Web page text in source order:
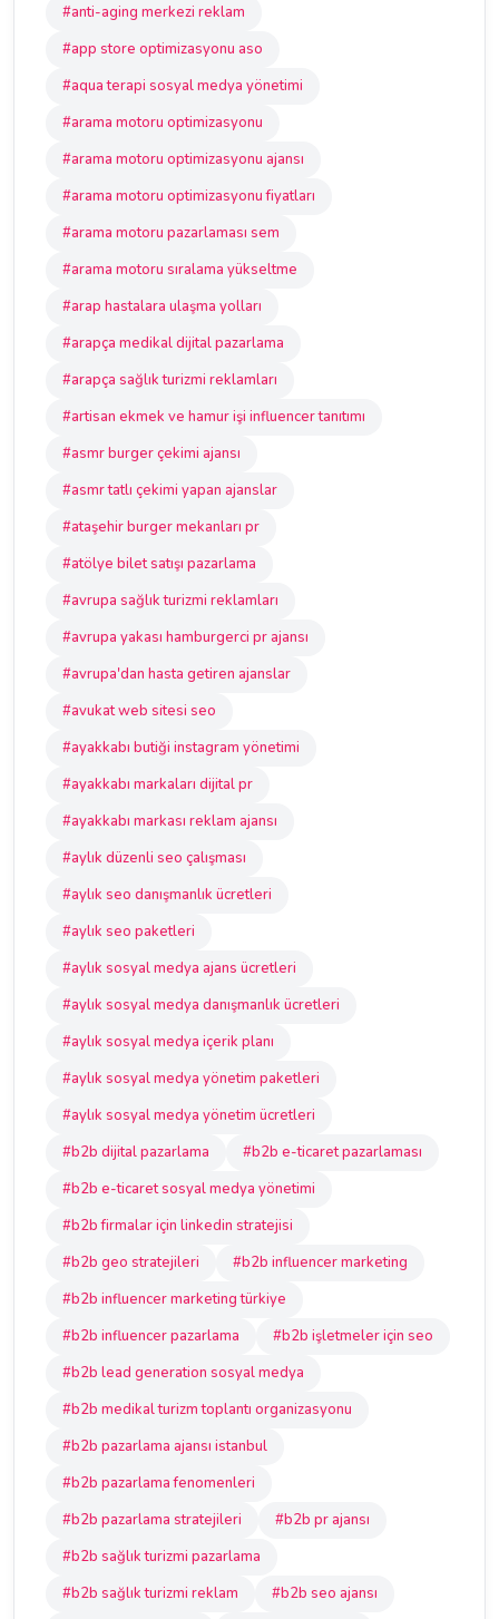
#anti-aging merkezi reklam
#app store optimizasyonu aso
#aqua terapi sosyal medya yönetimi
#arama motoru optimizasyonu
#arama motoru optimizasyonu ajansı
#arama motoru optimizasyonu fiyatları
#arama motoru pazarlaması sem
#arama motoru sıralama yükseltme
#arap hastalara ulaşma yolları
#arapça medikal dijital pazarlama
#arapça sağlık turizmi reklamları
#artisan ekmek ve hamur işi influencer tanıtımı
#asmr burger çekimi ajansı
#asmr tatlı çekimi yapan ajanslar
#ataşehir burger mekanları pr
#atölye bilet satışı pazarlama
#avrupa sağlık turizmi reklamları
#avrupa yakası hamburgerci pr ajansı
#avrupa'dan hasta getiren ajanslar
#avukat web sitesi seo
#ayakkabı butiği instagram yönetimi
#ayakkabı markaları dijital pr
#ayakkabı markası reklam ajansı
#aylık düzenli seo çalışması
#aylık seo danışmanlık ücretleri
#aylık seo paketleri
#aylık sosyal medya ajans ücretleri
#aylık sosyal medya danışmanlık ücretleri
#aylık sosyal medya içerik planı
#aylık sosyal medya yönetim paketleri
#aylık sosyal medya yönetim ücretleri
#b2b dijital pazarlama
#b2b e-ticaret pazarlaması
#b2b e-ticaret sosyal medya yönetimi
#b2b firmalar için linkedin stratejisi
#b2b geo stratejileri
#b2b influencer marketing
#b2b influencer marketing türkiye
#b2b influencer pazarlama
#b2b işletmeler için seo
#b2b lead generation sosyal medya
#b2b medikal turizm toplantı organizasyonu
#b2b pazarlama ajansı istanbul
#b2b pazarlama fenomenleri
#b2b pazarlama stratejileri
#b2b pr ajansı
#b2b sağlık turizmi pazarlama
#b2b sağlık turizmi reklam
#b2b seo ajansı